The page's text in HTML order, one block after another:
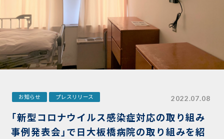
お知らせ プレスリリース 2022.07.08
「新型コロナウイルス感染症対応の取り組み
事例発表会」で日大板橋病院の取り組みを紹